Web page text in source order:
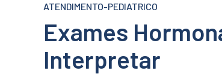
ATENDIMENTO-PEDIATRICO
Exames
Interpretar